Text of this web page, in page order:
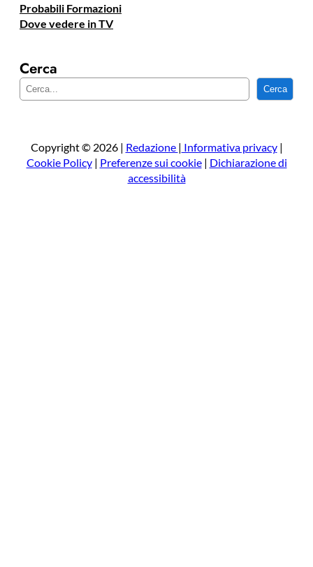
Probabili Formazioni
Dove vedere in TV
Cerca
e
a
Cerca
Copyright © 2026 | Redazione | Informativa privacy|
Cookie Policy| Preferenze sui cookie| Dichiarazione di
accessibilità